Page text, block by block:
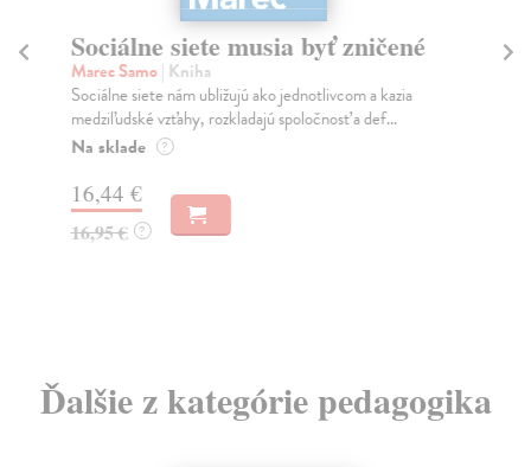
Sociálne siete musia byť zničené
Marec Samo| Kniha
Sociálne siete nám ubližujú ako jednotlivcom a kazia
medziľudské vzťahy, rozkladajú spoločnosť a def...
Na sklade ?
16,44 €
16,95 € ?
Ďalšie z kategórie pedagogika